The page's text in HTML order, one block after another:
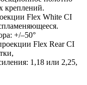
креплений.
Flex White CI
+/–50°
Flex Rear CI
1,18 или 2,25,